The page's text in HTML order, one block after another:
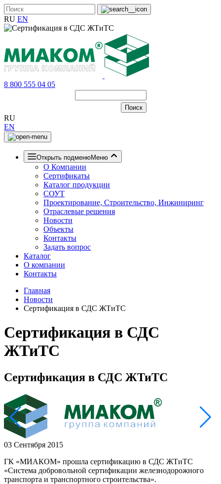
RU EN
8 800 555 04 05
RU
EN
Открыть подменюМеню
О Компании
Сертификаты
Каталог продукции
СОУТ
Проектирование, Строительство, Инжиниринг
Отраслевые решения
Новости
Объекты
Контакты
Задать вопрос
Каталог
О компании
Контакты
Главная
Новости
Сертификация в СДС ЖТиТС
Сертификация в СДС
ЖТиТС
Сертификация в СДС ЖТиТС
03 Сентября 2015
ГК «МИАКОМ» прошла сертификацию в СДС ЖТиТС
«Система добровольной сертификации железнодорожного
транспорта и транспортного строительства».